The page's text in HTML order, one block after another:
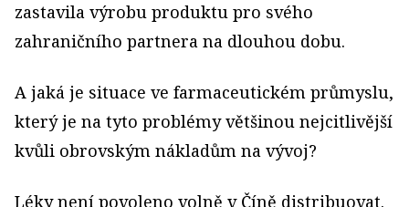
zastavila výrobu produktu pro svého
zahraničního partnera na dlouhou dobu.
A jaká je situace ve farmaceutickém průmyslu,
který je na tyto problémy většinou nejcitlivější
kvůli obrovským nákladům na vývoj?
Léky není povoleno volně v Číně distribuovat.